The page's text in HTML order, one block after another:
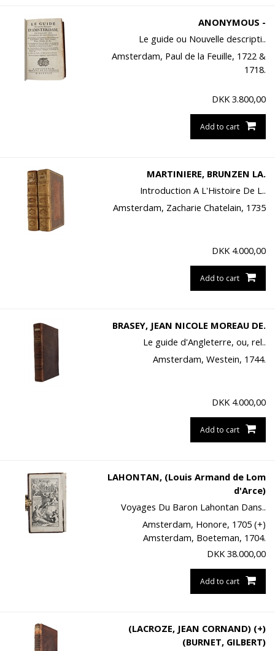
ANONYMOUS -
Le guide ou Nouvelle descripti..
Amsterdam, Paul de la Feuille, 1722 &
1718.
DKK 3.800,00
Add to cart
MARTINIERE, BRUNZEN LA.
Introduction A L'Histoire De L..
Amsterdam, Zacharie Chatelain, 1735
DKK 4.000,00
Add to cart
BRASEY, JEAN NICOLE MOREAU DE.
Le guide d'Angleterre, ou, rel..
Amsterdam, Westein, 1744.
DKK 4.000,00
Add to cart
LAHONTAN, (Louis Armand de Lom
d'Arce)
Voyages Du Baron Lahontan Dans..
Amsterdam, Honore, 1705 (+)
Amsterdam, Boeteman, 1704.
DKK 38.000,00
Add to cart
(LACROZE, JEAN CORNAND) (+)
(BURNET, GILBERT)